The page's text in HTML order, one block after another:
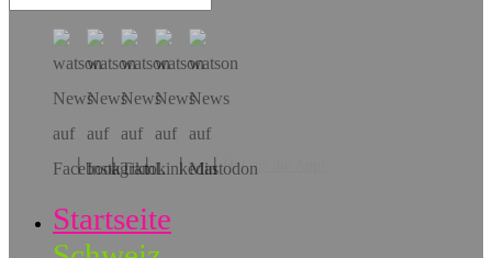
Hol dir die App!
Startseite